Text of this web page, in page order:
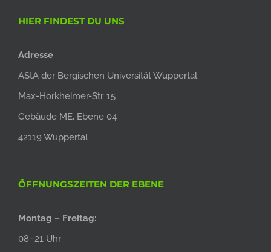
HIER FINDEST DU UNS
Adresse
AStA der Bergischen Universität Wuppertal
Max-Horkheimer-Str. 15
Gebäude ME, Ebene 04
42119 Wuppertal
ÖFFNUNGSZEITEN DER EBENE
Montag – Freitag:
08–21 Uhr